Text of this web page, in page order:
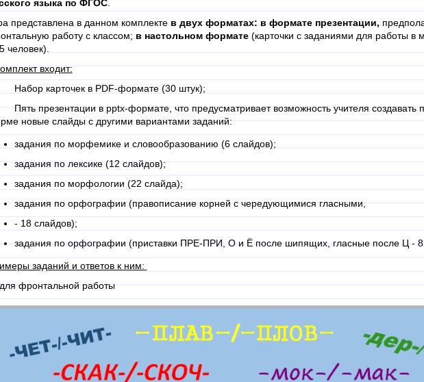
языка по ФГОС.
представлена в данном комплектев двух форматах: в формате презентации,
работу с классом; в настольном формате(карточки с заданиями для работы в
человек).
входит:
карточек в PDF-формате (30 штук);
презентации в pptx-формате, что предусматривает возможность учителя создавать
новые слайды с другими вариантами заданий:
задания по морфемике и словообразованию (6 слайдов);
задания по лексике (12 слайдов);
задания по морфологии (22 слайда);
задания по орфографии (правописание корней с чередующимися гласными,
- 18 слайдов);
задания по орфографии (приставки ПРЕ-ПРИ, О и Ё после шипящих, гласные после Ц - 8
заданий и ответов к ним:
фронтальной работы